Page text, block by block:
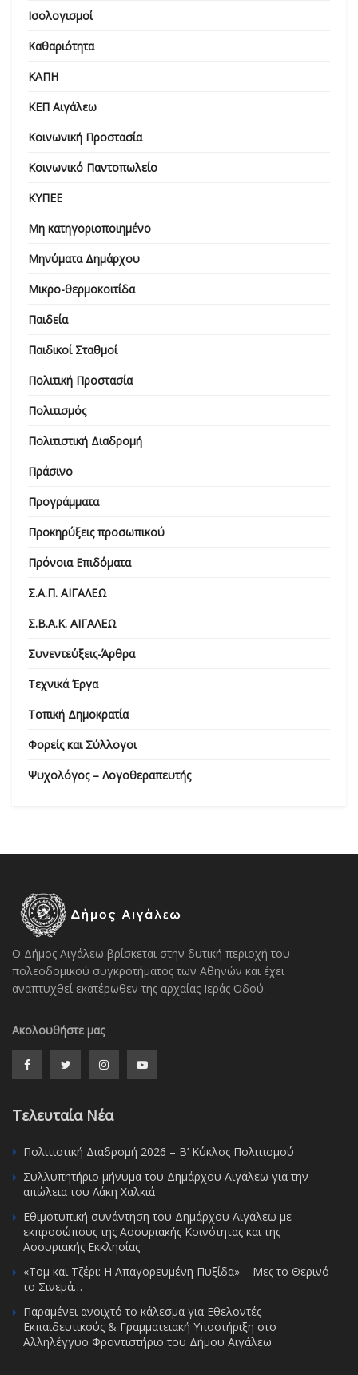
Ισολογισμοί
Καθαριότητα
ΚΑΠΗ
ΚΕΠ Αιγάλεω
Κοινωνική Προστασία
Κοινωνικό Παντοπωλείο
ΚΥΠΕΕ
Μη κατηγοριοποιημένο
Μηνύματα Δημάρχου
Μικρο-θερμοκοιτίδα
Παιδεία
Παιδικοί Σταθμοί
Πολιτική Προστασία
Πολιτισμός
Πολιτιστική Διαδρομή
Πράσινο
Προγράμματα
Προκηρύξεις προσωπικού
Πρόνοια Επιδόματα
Σ.Α.Π. ΑΙΓΑΛΕΩ
Σ.Β.Α.Κ. ΑΙΓΑΛΕΩ
Συνεντεύξεις-Άρθρα
Τεχνικά Έργα
Τοπική Δημοκρατία
Φορείς και Σύλλογοι
Ψυχολόγος – Λογοθεραπευτής
Ο Δήμος Αιγάλεω βρίσκεται στην δυτική περιοχή του
πολεοδομικού συγκροτήματος των Αθηνών και έχει
αναπτυχθεί εκατέρωθεν της αρχαίας Ιεράς Οδού.
Ακολουθήστε μας
Τελευταία Νέα
Πολιτιστική Διαδρομή 2026 – Β’ Κύκλος Πολιτισμού
Συλλυπητήριο μήνυμα του Δημάρχου Αιγάλεω για την
απώλεια του Λάκη Χαλκιά
Εθιμοτυπική συνάντηση του Δημάρχου Αιγάλεω με
εκπροσώπους της Ασσυριακής Κοινότητας και της
Ασσυριακής Εκκλησίας
«Τομ και Τζέρι: Η Απαγορευμένη Πυξίδα» – Μες το Θερινό
το Σινεμά…
Παραμένει ανοιχτό το κάλεσμα για Εθελοντές
Εκπαιδευτικούς & Γραμματειακή Υποστήριξη στο
Αλληλέγγυο Φροντιστήριο του Δήμου Αιγάλεω